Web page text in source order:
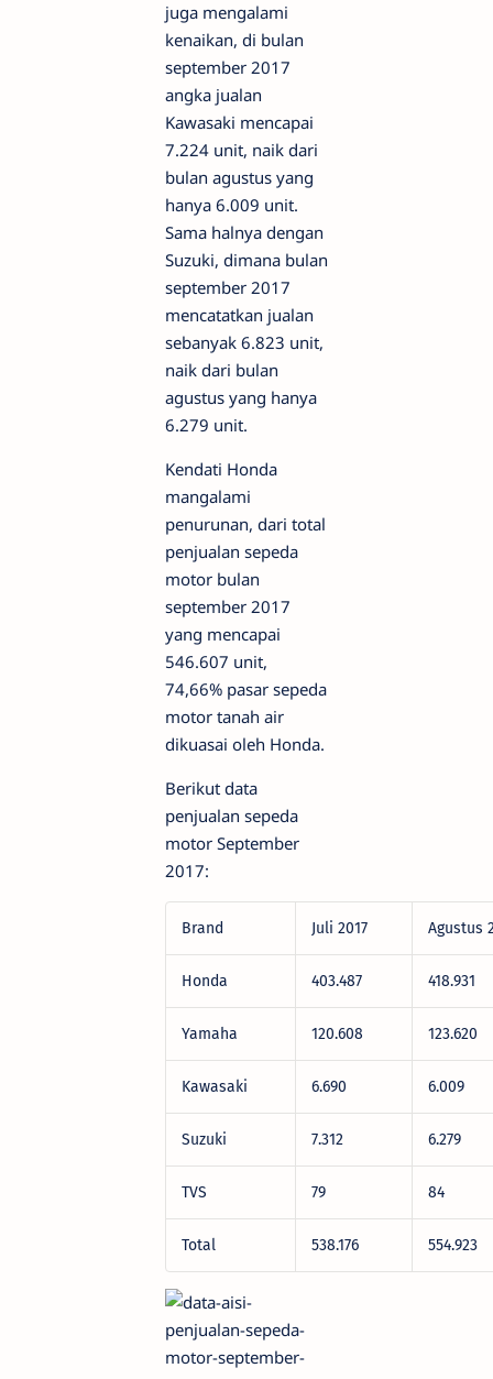
juga mengalami
kenaikan, di bulan
september 2017
angka jualan
Kawasaki mencapai
7.224 unit, naik dari
bulan agustus yang
hanya 6.009 unit.
Sama halnya dengan
Suzuki, dimana bulan
september 2017
mencatatkan jualan
sebanyak 6.823 unit,
naik dari bulan
agustus yang hanya
6.279 unit.
Kendati Honda
mangalami
penurunan, dari total
penjualan sepeda
motor bulan
september 2017
yang mencapai
546.607 unit,
74,66% pasar sepeda
motor tanah air
dikuasai oleh Honda.
Berikut data
penjualan sepeda
motor September
2017:
Brand Juli 2017 Agustus
Honda 403.487 418.931
Yamaha 120.608 123.620
Kawasaki 6.690 6.009
Suzuki 7.312 6.279
TVS 79 84
Total 538.176 554.923